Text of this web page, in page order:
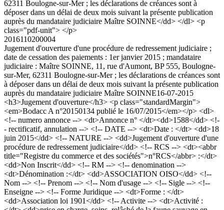
62311 Boulogne-sur-Mer ; les déclarations de créances sont à
déposer dans un délai de deux mois suivant la présente publication
auprès du mandataire judiciaire Maître SOINNE</dd> </dl> <p
class="pdf-unit"> </p>
2016110200004
Jugement d'ouverture d'une procédure de redressement judiciaire ;
date de cessation des paiements : 1er janvier 2015 ; mandataire
judiciaire : Maître SOINNE, 11, rue d'Aumont, BP 555, Boulogne-
sur-Mer, 62311 Boulogne-sur-Mer ; les déclarations de créances sont
à déposer dans un délai de deux mois suivant la présente publication
auprès du mandataire judiciaire Maître SOINNE16-07-2015
<h3>Jugement d'ouverture</h3> <p class="standardMargin">
<em>Bodacc A n°20150134 publié le 16/07/2015</em></p> <dl>
<!-- numero annonce --> <dt>Annonce n° </dt><dd>1588</dd> <!-
- rectificatif, annulation --> <!-- DATE --> <dt>Date : </dt> <dd>18
juin 2015</dd> <!-- NATURE --> <dd>Jugement d'ouverture d'une
procédure de redressement judiciaire</dd> <!-- RCS --> <dt><abbr
title="Registre du commerce et des sociétés">n°RCS</abbr> :</dt>
<dd>Non Inscrit</dd> <!-- RM --> <!-- denomination -->
<dt>Dénomination :</dt> <dd>ASSOCIATION OISO</dd> <!--
Nom --> <!-- Prenom --> <!-- Nom d'usage --> <!-- Sigle --> <!--
Enseigne --> <!-- Forme Juridique --> <dt>Forme : </dt>
<dd>Association loi 1901</dd> <!-- Activite --> <dt>Activité :